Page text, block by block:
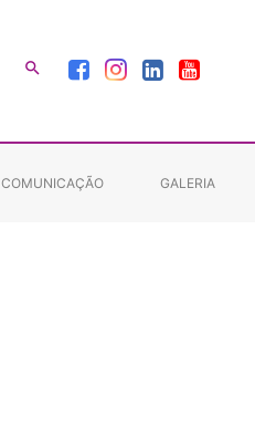

COMUNICAÇÃO GALERIA